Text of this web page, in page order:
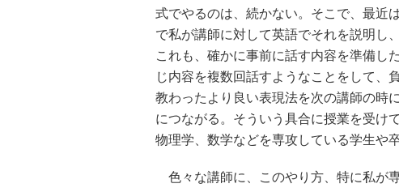
式でやるのは、続かない。そこで、最近
で私が講師に対して英語でそれを説明し
これも、確かに事前に話す内容を準備し
じ内容を複数回話すようなことをして、
教わったより良い表現法を次の講師の時
につながる。そういう具合に授業を受け
物理学、数学などを専攻している学生や
色々な講師に、このやり方、特に私が